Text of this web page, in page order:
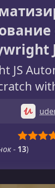
JS
- 13)